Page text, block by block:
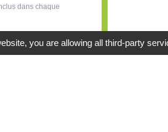
dans chaque
you are allowing all third-party